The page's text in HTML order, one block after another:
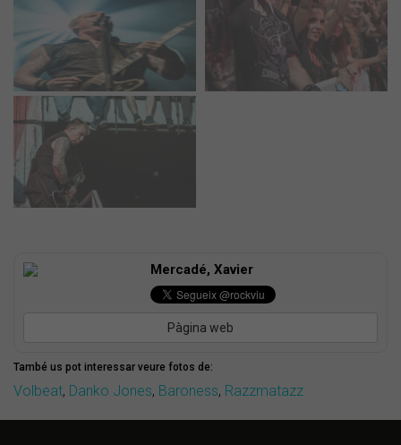
Mercadé, Xavier
Pàgina web
També us pot interessar veure fotos de:
Volbeat, Danko Jones, Baroness, Razzmatazz